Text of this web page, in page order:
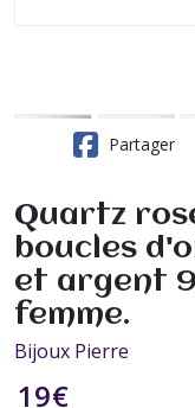
Partager
Quartz
boucles
et argent
femme.
Bijoux Pierre
19€